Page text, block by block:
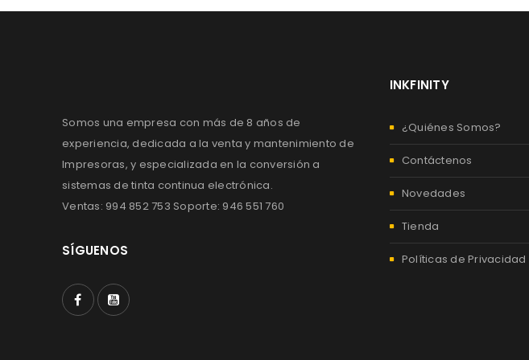
Somos una empresa con más de 8 años de
experiencia, dedicada a la venta y mantenimiento de
Impresoras, y especializada en la conversión a
sistemas de tinta continua electrónica.
Ventas: 994 852 753 Soporte: 946 551 760
SÍGUENOS
INKFINITY
¿Quiénes Somos?
Contáctenos
Novedades
Tienda
Políticas de Privacidad